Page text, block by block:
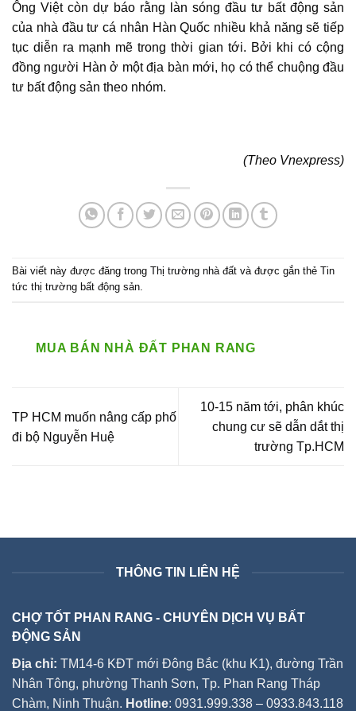
Ông Việt còn dự báo rằng làn sóng đầu tư bất động sản
của nhà đầu tư cá nhân Hàn Quốc nhiều khả năng sẽ tiếp
tục diễn ra mạnh mẽ trong thời gian tới. Bởi khi có cộng
đồng người Hàn ở một địa bàn mới, họ có thể chuộng đầu
tư bất động sản theo nhóm.
(Theo Vnexpress)
Bài viết này được đăng trong Thị trường nhà đất và được gắn thẻ Tin
tức thị trường bất động sản.
MUA BÁN NHÀ ĐẤT PHAN RANG
TP HCM muốn nâng cấp phố
đi bộ Nguyễn Huệ
10-15 năm tới, phân khúc
chung cư sẽ dẫn dắt thị
trường Tp.HCM
THÔNG TIN LIÊN HỆ
CHỢ TỐT PHAN RANG - CHUYÊN DỊCH VỤ BẤT
ĐỘNG SẢN
Địa chỉ: TM14-6 KĐT mới Đông Bắc (khu K1), đường Trần
Nhân Tông, phường Thanh Sơn, Tp. Phan Rang Tháp
Chàm, Ninh Thuận. Hotline: 0931.999.338 – 0933.843.118